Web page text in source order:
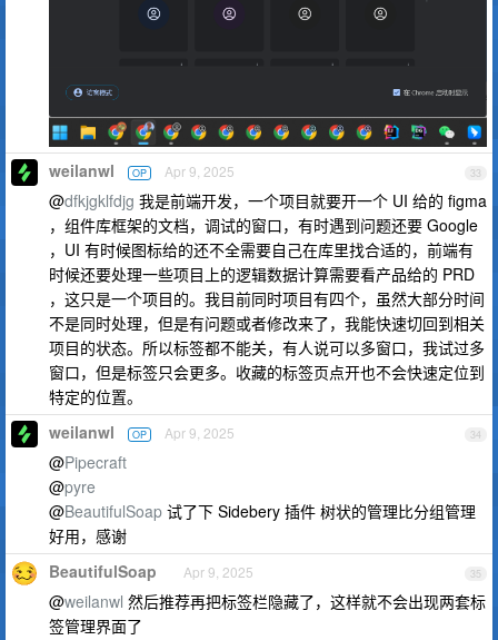
33
weilanwl OP Apr 9, 2025
@dfkjgklfdjg 我是前端开发，一个项目就要开一个 UI 给的 figma
，组件库框架的文档，调试的窗口，有时遇到问题还要 Google
，UI 有时候图标给的还不全需要自己在库里找合适的，前端有
时候还要处理一些项目上的逻辑数据计算需要看产品给的 PRD
，这只是一个项目的。我目前同时项目有四个，虽然大部分时间
不是同时处理，但是有问题或者修改来了，我能快速切回到相关
项目的状态。所以标签都不能关，有人说可以多窗口，我试过多
窗口，但是标签只会更多。收藏的标签页点开也不会快速定位到
特定的位置。
34
weilanwl OP Apr 9, 2025
@Pipecraft
@pyre
@BeautifulSoap 试了下 Sidebery 插件 树状的管理比分组管理
好用，感谢
35
BeautifulSoap Apr 9, 2025
@weilanwl 然后推荐再把标签栏隐藏了，这样就不会出现两套标
签管理界面了